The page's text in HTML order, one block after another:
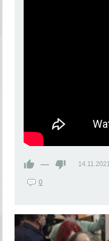
— 14.11.2021
0